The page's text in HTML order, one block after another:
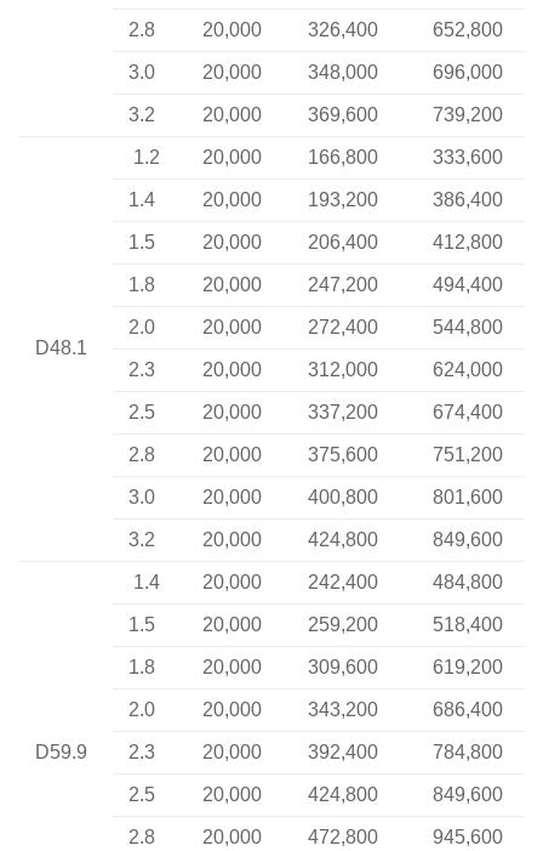
2.8 20,000 326,400 652,800
3.0 20,000 348,000 696,000
3.2 20,000 369,600 739,200
D48.1
1.2 20,000 166,800 333,600
1.4 20,000 193,200 386,400
1.5 20,000 206,400 412,800
1.8 20,000 247,200 494,400
2.0 20,000 272,400 544,800
2.3 20,000 312,000 624,000
2.5 20,000 337,200 674,400
2.8 20,000 375,600 751,200
3.0 20,000 400,800 801,600
3.2 20,000 424,800 849,600
D59.9
1.4 20,000 242,400 484,800
1.5 20,000 259,200 518,400
1.8 20,000 309,600 619,200
2.0 20,000 343,200 686,400
2.3 20,000 392,400 784,800
2.5 20,000 424,800 849,600
2.8 20,000 472,800 945,600